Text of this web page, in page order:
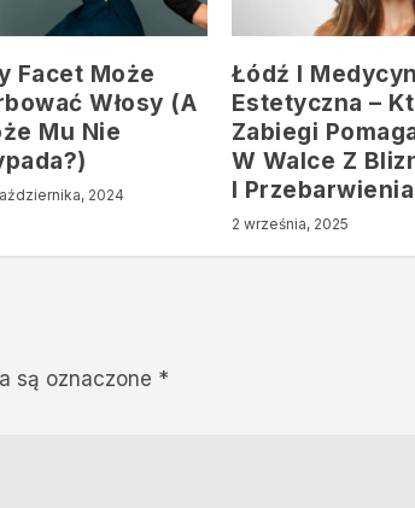
Facet Może
Włosy (A
Mu Nie
2024
Łódź I
Estetyczna –
Zabiegi
W Walce Z
I
2 września, 2025
są oznaczone *